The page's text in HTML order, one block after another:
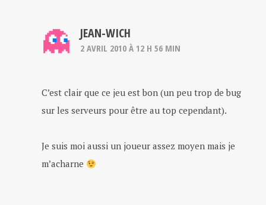
JEAN-WICH
2 AVRIL 2010 À 12 H 56 MIN
C’est clair que ce jeu est bon (un peu trop de bug
sur les serveurs pour être au top cependant).
Je suis moi aussi un joueur assez moyen mais je
m’acharne